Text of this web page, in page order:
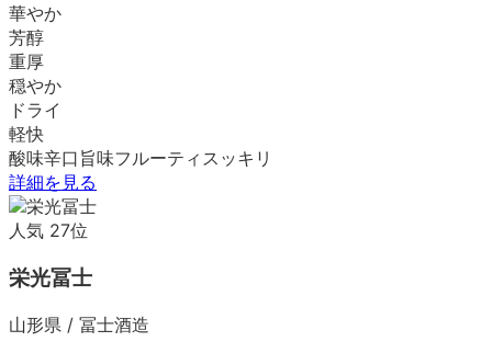
華やか
芳醇
重厚
穏やか
ドライ
軽快
酸味辛口 旨味フルーティ スッキリ
詳細を見る
人気 27位
栄光冨士
山形県 / 冨士酒造